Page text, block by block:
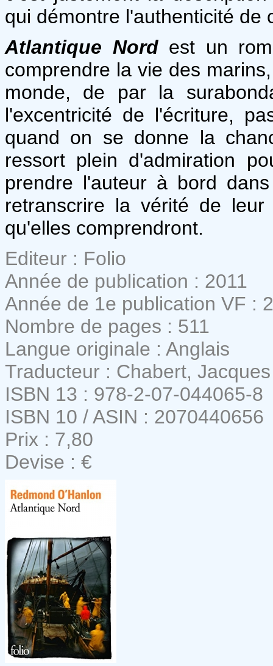
qui démontre l'authenticité de
Atlantique Nordest un
comprendre la vie des
monde, de par la
l'excentricité de l'écriture,
quand on se donne la
ressort plein d'admiration
prendre l'auteur à bord
retranscrire la vérité de
qu'elles comprendront.
Editeur : Folio
Année de publication : 2011
Année de 1e publication VF :
Nombre de pages : 511
Langue originale : Anglais
Traducteur : Chabert, Jacques
ISBN 13 : 978-2-07-044065-8
ISBN 10 / ASIN : 2070440656
Prix : 7,80
Devise : €